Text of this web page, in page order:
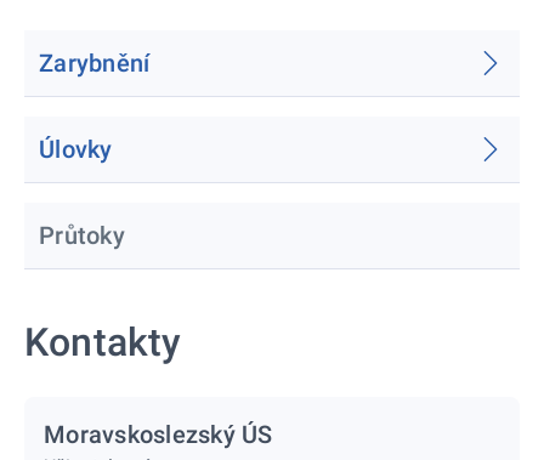
Zarybnění
Úlovky
Průtoky
Kontakty
Moravskoslezský ÚS